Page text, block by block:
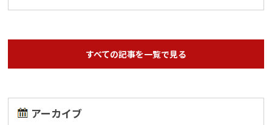
すべての記事を一覧で見る
アーカイブ